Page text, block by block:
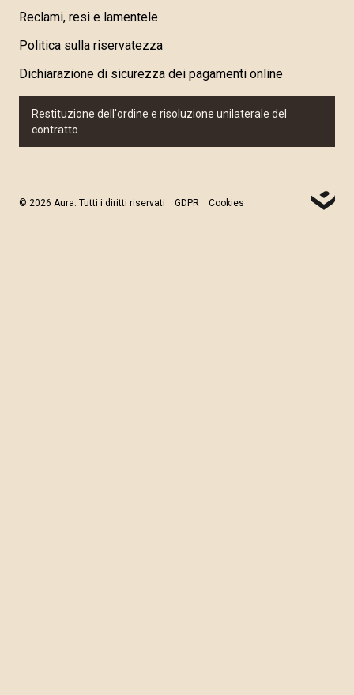
Reclami, resi e lamentele
Politica sulla riservatezza
Dichiarazione di sicurezza dei pagamenti online
Restituzione dell'ordine e risoluzione unilaterale del
contratto
© 2026 Aura. Tutti i diritti riservati GDPR Cookies